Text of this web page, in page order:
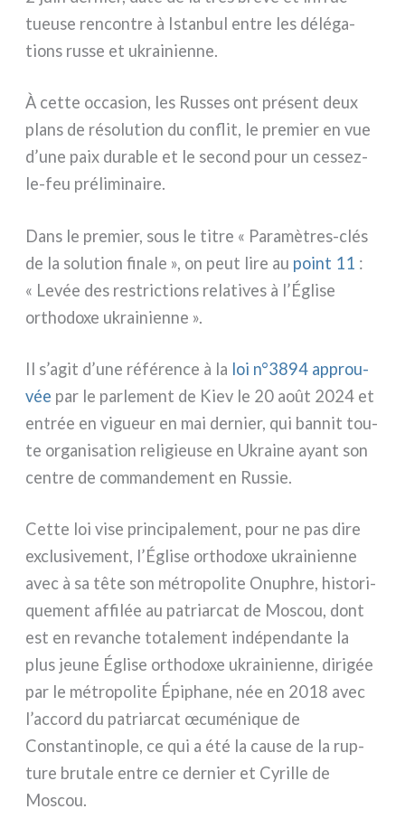
tueu­se ren­con­tre à Istanbul entre les délé­ga­
tions rus­se et ukrai­nien­ne.
À cet­te occa­sion, les Russes ont pré­sent deux
plans de réso­lu­tion du con­flit, le pre­mier en vue
d’une paix dura­ble et le second pour un cessez-
le-feu pré­li­mi­nai­re.
Dans le pre­mier, sous le titre « Paramètres-clés
de la solu­tion fina­le », on peut lire au point 11 :
« Levée des restric­tions rela­ti­ves à l’Église
ortho­do­xe ukrai­nien­ne ».
Il s’agit d’une réfé­ren­ce à la loi n°3894 approu­
vée par le par­le­ment de Kiev le 20 août 2024 et
entrée en vigueur en mai der­nier, qui ban­nit tou­
te orga­ni­sa­tion reli­gieu­se en Ukraine ayant son
cen­tre de com­man­de­ment en Russie.
Cette loi vise prin­ci­pa­le­ment, pour ne pas dire
exclu­si­ve­ment, l’Église ortho­do­xe ukrai­nien­ne
avec à sa tête son métro­po­li­te Onuphre, histo­ri­
que­ment affi­lée au patriar­cat de Moscou, dont
est en revan­che tota­le­ment indé­pen­dan­te la
plus jeu­ne Église ortho­do­xe ukrai­nien­ne, diri­gée
par le métro­po­li­te Épiphane, née en 2018 avec
l’accord du patriar­cat œcu­mé­ni­que de
Constantinople, ce qui a été la cau­se de la rup­
tu­re bru­ta­le entre ce der­nier et Cyrille de
Moscou.